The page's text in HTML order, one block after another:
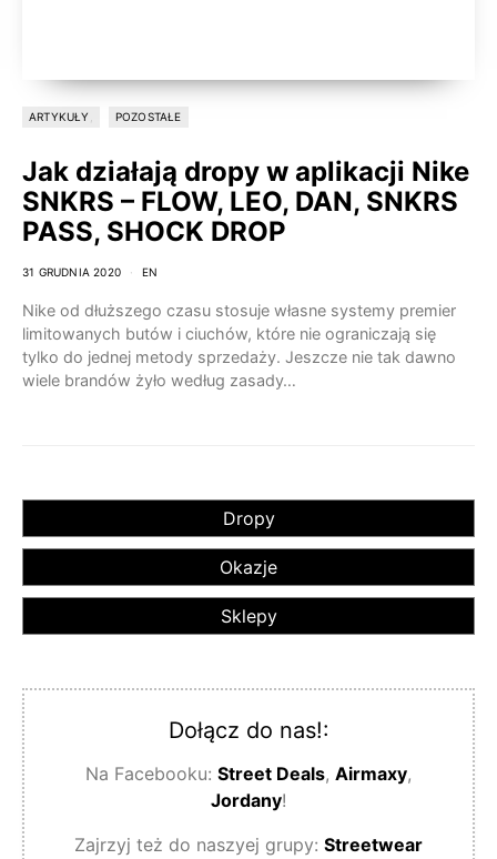
ARTYKUŁY POZOSTAŁE
Jak działają dropy w aplikacji Nike
SNKRS – FLOW, LEO, DAN, SNKRS
PASS, SHOCK DROP
31 GRUDNIA 2020 EN
Nike od dłuższego czasu stosuje własne systemy premier
limitowanych butów i ciuchów, które nie ograniczają się
tylko do jednej metody sprzedaży. Jeszcze nie tak dawno
wiele brandów żyło według zasady…
Dropy
Okazje
Sklepy
Dołącz do nas!:
Na Facebooku: Street Deals, Airmaxy,
Jordany!
Zajrzyj też do naszyej grupy: Streetwear